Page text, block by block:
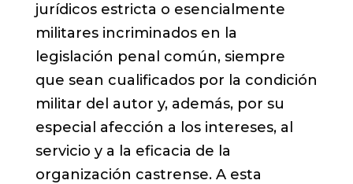
jurídicos estricta o esencialmente
militares incriminados en la
legislación penal común, siempre
que sean cualificados por la condición
militar del autor y, además, por su
especial afección a los intereses, al
servicio y a la eficacia de la
organización castrense. A esta